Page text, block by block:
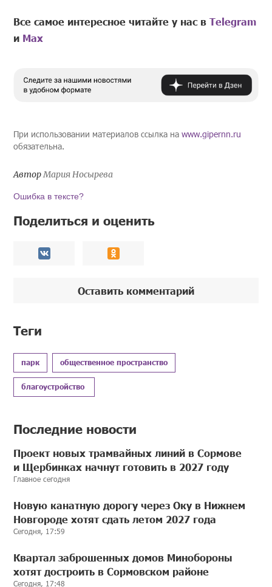
Все самое интересное читайте у нас вTelegram
и Mах
При использовании материалов ссылка наwww.gipernn.ru
обязательна.
АвторМария Носырева
Ошибка в тексте?
Поделиться и оценить
Оставить комментарий
Теги
парк общественное пространство
благоустройство
Последние новости
Проект новых трамвайных линий в Сормове
и Щербинках начнут готовить в 2027 году
Главное сегодня
Новую канатную дорогу через Оку в Нижнем
Новгороде хотят сдать летом 2027 года
Сегодня, 17:59
Квартал заброшенных домов Минобороны
хотят достроить в Сормовском районе
Сегодня, 17:48